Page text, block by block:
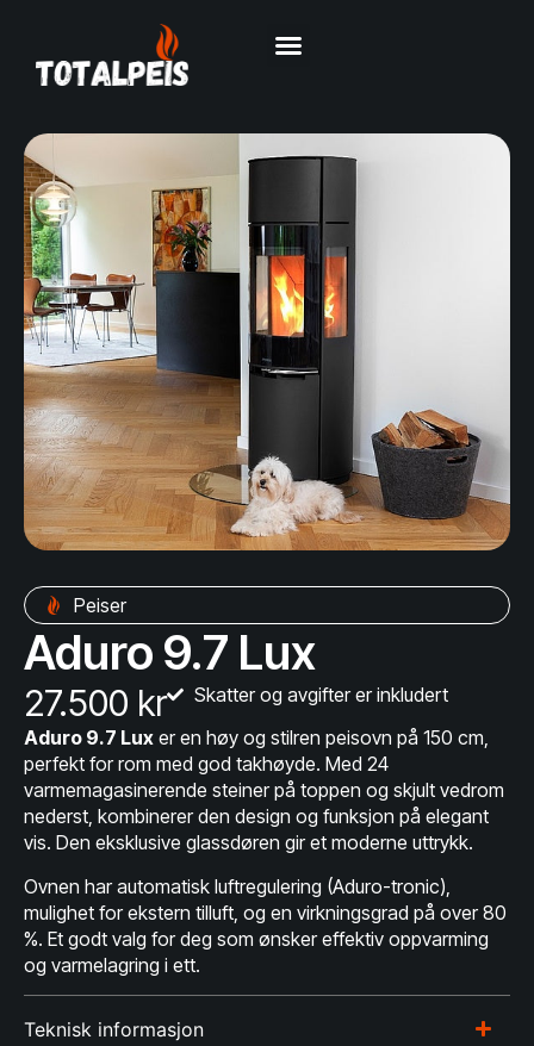
Peiser
Aduro 9.7 Lux
27.500 kr
Skatter og avgifter er inkludert
Aduro 9.7 Lux er en høy og stilren peisovn på 150 cm,
perfekt for rom med god takhøyde. Med 24
varmemagasinerende steiner på toppen og skjult vedrom
nederst, kombinerer den design og funksjon på elegant
vis. Den eksklusive glassdøren gir et moderne uttrykk.
Ovnen har automatisk luftregulering (Aduro-tronic),
mulighet for ekstern tilluft, og en virkningsgrad på over 80
%. Et godt valg for deg som ønsker effektiv oppvarming
og varmelagring i ett.
Teknisk informasjon